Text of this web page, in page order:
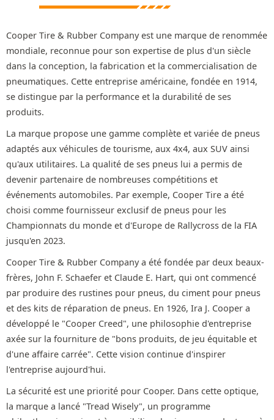
Cooper Tire & Rubber Company est une marque de renommée
mondiale, reconnue pour son expertise de plus d'un siècle
dans la conception, la fabrication et la commercialisation de
pneumatiques. Cette entreprise américaine, fondée en 1914,
se distingue par la performance et la durabilité de ses
produits.
La marque propose une gamme complète et variée de pneus
adaptés aux véhicules de tourisme, aux 4x4, aux SUV ainsi
qu'aux utilitaires. La qualité de ses pneus lui a permis de
devenir partenaire de nombreuses compétitions et
événements automobiles. Par exemple, Cooper Tire a été
choisi comme fournisseur exclusif de pneus pour les
Championnats du monde et d'Europe de Rallycross de la FIA
jusqu'en 2023.
Cooper Tire & Rubber Company a été fondée par deux beaux-
frères, John F. Schaefer et Claude E. Hart, qui ont commencé
par produire des rustines pour pneus, du ciment pour pneus
et des kits de réparation de pneus. En 1926, Ira J. Cooper a
développé le "Cooper Creed", une philosophie d'entreprise
axée sur la fourniture de "bons produits, de jeu équitable et
d'une affaire carrée". Cette vision continue d'inspirer
l'entreprise aujourd'hui.
La sécurité est une priorité pour Cooper. Dans cette optique,
la marque a lancé "Tread Wisely", un programme